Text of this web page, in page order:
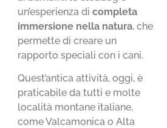
un’esperienza dicompleta
immersione nella natura, che
permette di creare un
rapporto speciali con i cani.
Quest’antica attività, oggi, è
praticabile da tutti e molte
località montane italiane,
come Valcamonica o Alta